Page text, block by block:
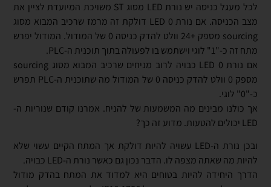
לכל מעגל כניסה יש נורת LED מסוג ST משויכת המיועדת לציין את
מצב הכניסה. אם נורת LED 0 דולקת זה מרמז שרכיב המבוא מסוג
sourcing מספק +24 וולט להדק כניסה 0 של המודול. המודול יפרש
מתח זה כ-"1" לוגי וישתמש בו לפעולה בתוך תוכנית ה-PLC.
אם נורת LED 0 כבויה לרוב מניחים שרכיב המבוא מסוג sourcing
מספק 0 וולט להדק כניסה 0 של המודול מה שתוכנית ה-PLC תפרש
כ-"0" לוגי.
אך כולנו מבינים מה המשמעות של להניח. אמרנו קודם שנוריות ה-
LED יכולים להטעות. מדוע זה כך?
ובכן נורת ה-LED עשויה להיות דולקת אך המתח הקיים עשוי שלא
להיות מה שאתה מצפה לו. הדבר נכון גם כאשר נורת ה-LED כבויה.
הדרך היחידה להיות בטוחים היא למדוד את המתח בהדק מודול